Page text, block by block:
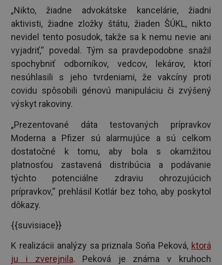
„Nikto, žiadne advokátske kancelárie, žiadni
aktivisti, žiadne zložky štátu, žiaden ŠÚKL, nikto
nevidel tento posudok, takže sa k nemu nevie ani
vyjadriť,“ povedal. Tým sa pravdepodobne snažil
spochybniť odborníkov, vedcov, lekárov, ktorí
nesúhlasili s jeho tvrdeniami, že vakcíny proti
covidu spôsobili génovú manipuláciu či zvýšený
výskyt rakoviny.
„Prezentované dáta testovaných prípravkov
Moderna a Pfizer sú alarmujúce a sú celkom
dostatočné k tomu, aby bola s okamžitou
platnosťou zastavená distribúcia a podávanie
týchto potenciálne zdraviu ohrozujúcich
prípravkov,“ prehlásil Kotlár bez toho, aby poskytol
dôkazy.
{{suvisiace}}
K realizácii analýzy sa priznala Soňa Peková, ktorá
ju i zverejnila. Peková je známa v kruhoch